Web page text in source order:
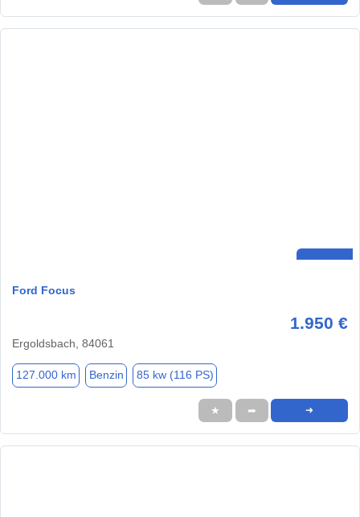
Ford Focus
1.950 €
Ergoldsbach, 84061
127.000 km Benzin 85 kw (116 PS)
★ ➦ ➜